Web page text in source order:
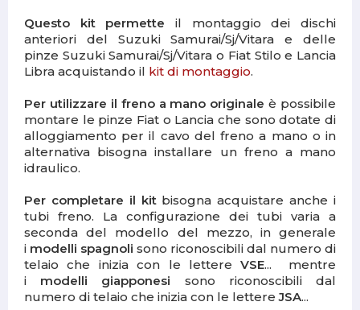
Questo kit permette il montaggio dei dischi
anteriori del Suzuki Samurai/Sj/Vitara e delle
pinze Suzuki Samurai/Sj/Vitara o Fiat Stilo e Lancia
Libra acquistando il kit di montaggio.
Per utilizzare il freno a mano originale è possibile
montare le pinze Fiat o Lancia che sono dotate di
alloggiamento per il cavo del freno a mano o in
alternativa bisogna installare un freno a mano
idraulico.
Per completare il kitbisogna acquistare anche i
tubi freno. La configurazione dei tubi varia a
seconda del modello del mezzo, in generale
i modelli spagnoli sono riconoscibili dal numero di
telaio che inizia con le lettereVSE... mentre
i modelli giapponesi sono riconoscibili dal
numero di telaio che inizia con le lettereJSA...